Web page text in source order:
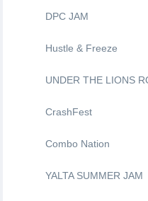
DPC JAM
Hustle & Freeze
UNDER THE LIONS
CrashFest
Combo Nation
YALTA SUMMER JAM